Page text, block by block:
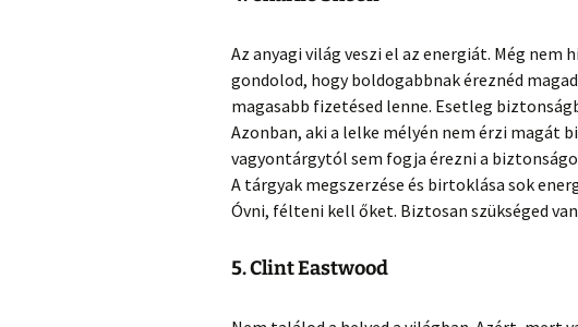
Az anyagi világ veszi el az energiát. Még nem
gondolod, hogy boldogabbnak éreznéd
magasabb fizetésed lenne. Esetleg
Azonban, aki a lelke mélyén nem érzi magát
vagyontárgytól sem fogja érezni a
A tárgyak megszerzése és birtoklása sok
Óvni, félteni kell őket. Biztosan szükséged
5. Clint Eastwood